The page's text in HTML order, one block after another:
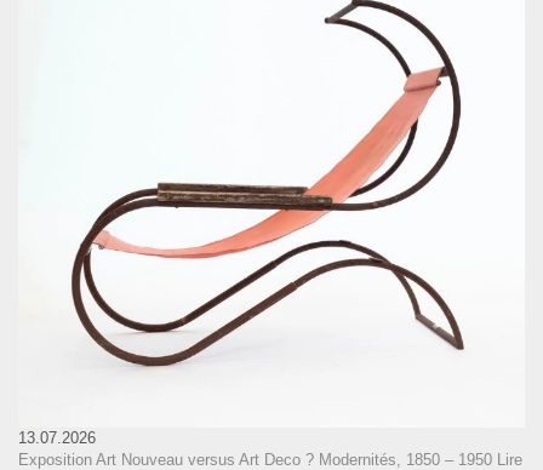
13.07.2026
Exposition Art Nouveau versus Art Deco ? Modernités, 1850 – 1950 Lire